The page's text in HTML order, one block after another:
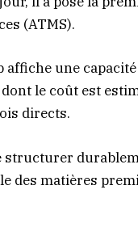
(ATMS).
affiche une
le coût est
directs.
structurer
des matières